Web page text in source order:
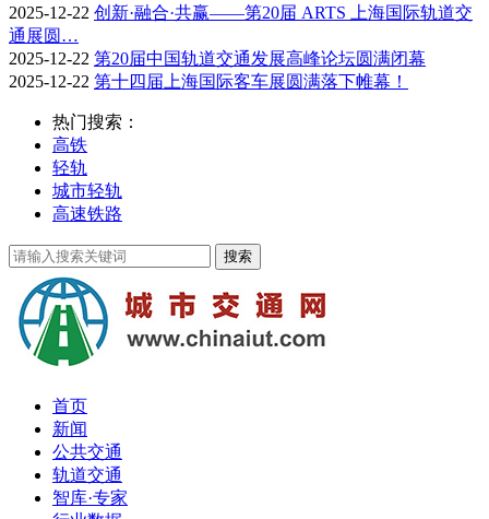
2025-12-22 创新·融合·共赢——第20届 ARTS 上海国际轨道交
通展圆…
2025-12-22 第20届中国轨道交通发展高峰论坛圆满闭幕
2025-12-22 第十四届上海国际客车展圆满落下帷幕！
热门搜索：
高铁
轻轨
城市轻轨
高速铁路
首页
新闻
公共交通
轨道交通
智库·专家